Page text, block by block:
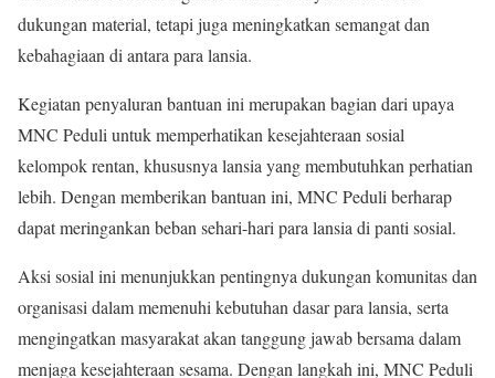
dukungan material, tetapi juga meningkatkan semangat dan
kebahagiaan di antara para lansia.
Kegiatan penyaluran bantuan ini merupakan bagian dari upaya
MNC Peduli untuk memperhatikan kesejahteraan sosial
kelompok rentan, khususnya lansia yang membutuhkan perhatian
lebih. Dengan memberikan bantuan ini, MNC Peduli berharap
dapat meringankan beban sehari-hari para lansia di panti sosial.
Aksi sosial ini menunjukkan pentingnya dukungan komunitas dan
organisasi dalam memenuhi kebutuhan dasar para lansia, serta
mengingatkan masyarakat akan tanggung jawab bersama dalam
menjaga kesejahteraan sesama. Dengan langkah ini, MNC Peduli